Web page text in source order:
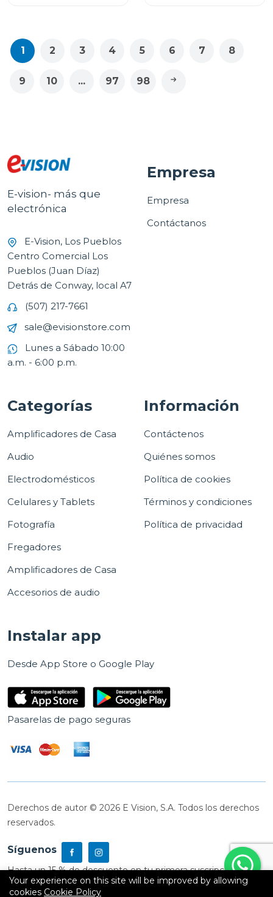
1 2 3 4 5 6 7 8
9 10 ... 97 98
E-vision- más que
electrónica
E-Vision, Los Pueblos
Centro Comercial Los
Pueblos (Juan Díaz)
Detrás de Conway, local A7
(507) 217-7661
sale@evisionstore.com
Lunes a Sábado 10:00
a.m. - 6:00 p.m.
Empresa
Empresa
Contáctanos
Categorías
Amplificadores de Casa
Audio
Electrodomésticos
Celulares y Tablets
Fotografía
Fregadores
Amplificadores de Casa
Accesorios de audio
Información
Contáctenos
Quiénes somos
Política de cookies
Términos y condiciones
Política de privacidad
Instalar app
Desde App Store o Google Play
Pasarelas de pago seguras
Derechos de autor © 2026 E Vision, S.A. Todos los derechos
reservados.
Síguenos
Hasta un 15 % de descuento en tu primera suscripción
Your experience on this site will be improved by allowing
cookies Cookie Policy